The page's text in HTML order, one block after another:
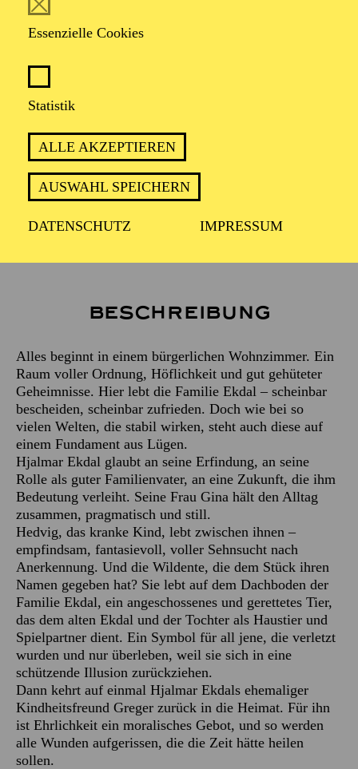
Essenzielle Cookies
Statistik
ALLE AKZEPTIEREN
AUSWAHL SPEICHERN
DATENSCHUTZ IMPRESSUM
ILLUSION ZERBRICHT DAS GLÜCK
19. September 2026
Empfohlen ab 16 Jahren
Beschreibung
Alles beginnt in einem bürgerlichen Wohnzimmer. Ein
Raum voller Ordnung, Höflichkeit und gut gehüteter
Geheimnisse. Hier lebt die Familie Ekdal – scheinbar
bescheiden, scheinbar zufrieden. Doch wie bei so
vielen Welten, die stabil wirken, steht auch diese auf
einem Fundament aus Lügen.
Hjalmar Ekdal glaubt an seine Erfindung, an seine
Rolle als guter Familienvater, an eine Zukunft, die ihm
Bedeutung verleiht. Seine Frau Gina hält den Alltag
zusammen, pragmatisch und still.
Hedvig, das kranke Kind, lebt zwischen ihnen –
empfindsam, fantasievoll, voller Sehnsucht nach
Anerkennung. Und die Wildente, die dem Stück ihren
Namen gegeben hat? Sie lebt auf dem Dachboden der
Familie Ekdal, ein angeschossenes und gerettetes Tier,
das dem alten Ekdal und der Tochter als Haustier und
Spielpartner dient. Ein Symbol für all jene, die verletzt
wurden und nur überleben, weil sie sich in eine
schützende Illusion zurückziehen.
Dann kehrt auf einmal Hjalmar Ekdals ehemaliger
Kindheitsfreund Greger zurück in die Heimat. Für ihn
ist Ehrlichkeit ein moralisches Gebot, und so werden
alle Wunden aufgerissen, die die Zeit hätte heilen
sollen.